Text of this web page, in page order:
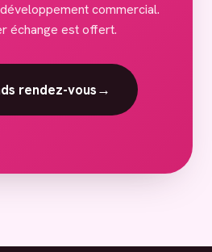
commercial.
échange est offert.
rendez-vous→